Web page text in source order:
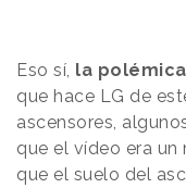
Eso sí, la
que hace LG de
ascensores,
que el vídeo era
que el suelo del